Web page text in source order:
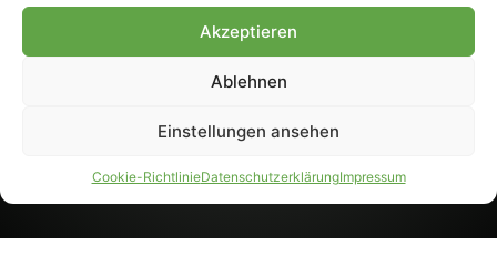
Akzeptieren
Ablehnen
Einstellungen ansehen
Cookie-RichtlinieDatenschutzerklärungImpressum
Weiterverarbeitung, auch
Genehmigung.
PARTNER WERDEN
AGB